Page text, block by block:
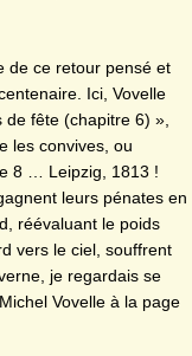
de ce retour pensé et
Ici, Vovelle
fête (chapitre 6) »,
les convives, ou
8 … Leipzig, 1813 !
leurs pénates en
réévaluant le poids
vers le ciel, souffrent
je regardais se
Vovelle à la page